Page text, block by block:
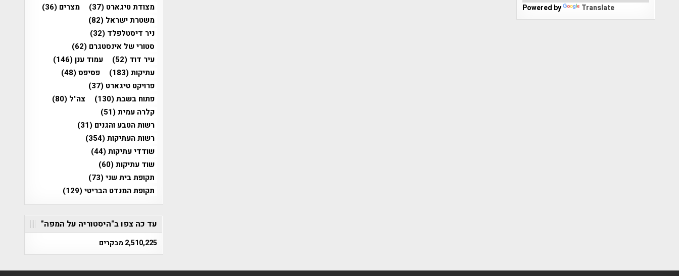
Powered by Translate
מצודת טיגארט (37) מצרים (36)
משטרת ישראל (82)
ניר דיסטלפלד (32)
סטורי של אינסטגרם (62)
עיר דוד (52) עמוד ענן(146)
עתיקות(183) פסיפס(48)
פרויקט טיגארט (37)
פתוח בשבת(130) צה"ל (80)
קלרה עמית(51)
רשות הטבע והגנים (31)
רשות העתיקות(354)
שודדי עתיקות(44)
שוד עתיקות(60)
תקופת בית שני(73)
תקופת המנדט הבריטי(129)
עד כה צפו ב"היסטוריה על המפה"
2,510,225 מבקרים